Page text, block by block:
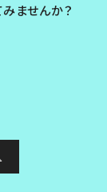
ませんか？